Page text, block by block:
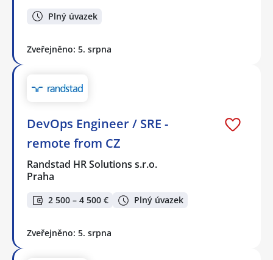
Plný úvazek
Zveřejněno: 5. srpna
DevOps Engineer / SRE -
remote from CZ
Randstad HR Solutions s.r.o.
Praha
2 500 – 4 500 € Plný úvazek
Zveřejněno: 5. srpna